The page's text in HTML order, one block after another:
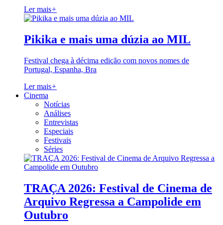
Ler mais+
Pikika e mais uma dúzia ao MIL
Festival chega à décima edição com novos nomes de
Portugal, Espanha, Bra
Ler mais+
Cinema
Notícias
Análises
Entrevistas
Especiais
Festivais
Séries
TRAÇA 2026: Festival de Cinema de
Arquivo Regressa a Campolide em
Outubro